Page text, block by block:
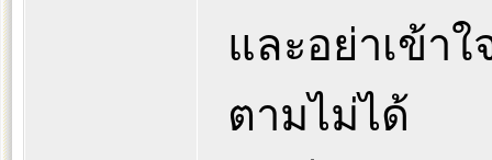
และอย่าเข้า
ตามไม่ได้